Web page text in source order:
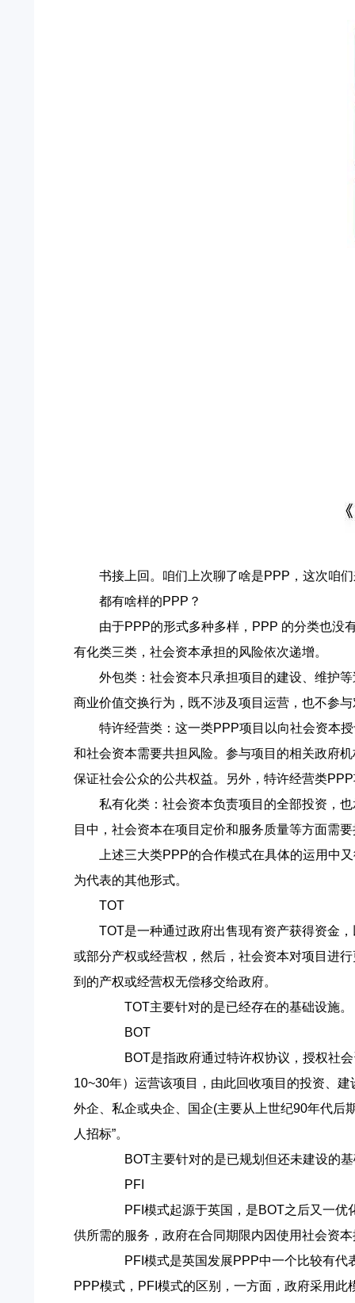
书接上回。咱们上次聊了啥是PPP，这次咱
都有啥样的PPP？
由于PPP的形式多种多样，PPP 的分类也没
有化类三类，社会资本承担的风险依次递增。
外包类：社会资本只承担项目的建设、维护
商业价值交换行为，既不涉及项目运营，也不参
特许经营类：这一类PPP项目以向社会资本
和社会资本需要共担风险。参与项目的相关政府
保证社会公众的公共权益。另外，特许经营类
私有化类：社会资本负责项目的全部投资，
目中，社会资本在项目定价和服务质量等方面需
上述三大类PPP的合作模式在具体的运用中
为代表的其他形式。
TOT
TOT是一种通过政府出售现有资产获得资金
或部分产权或经营权，然后，社会资本对项目进
到的产权或经营权无偿移交给政府。
TOT主要针对的是已经存在的基础设施。
BOT
BOT是指政府通过特许权协议，授权社会
10~30年）运营该项目，由此回收项目的投资、
外企、私企或央企、国企(主要从上世纪90年代后
人招标”。
BOT主要针对的是已规划但还未建设的基
PFI
PFI模式起源于英国，是BOT之后又一优化
供所需的服务，政府在合同期限内因使用社会资
PFI模式是英国发展PPP中一个比较有代表
PPP模式，PFI模式的区别，一方面，政府采用